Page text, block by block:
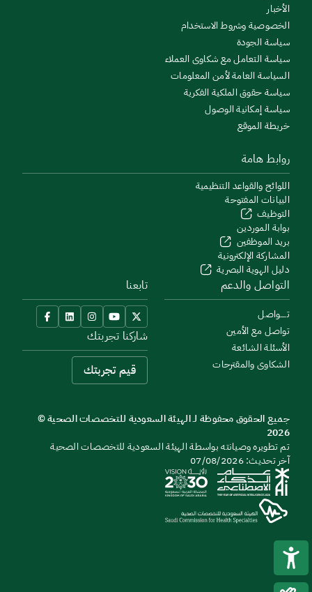
الأخبار
الخصوصية وشروط الاستخدام
سياسة الجودة
سياسة التعامل مع شكاوى العملاء
السياسة العامة لأمن المعلومات
سياسة حقوق الملكية الفكرية
سياسة إمكانية الوصول
خريطة الموقع
روابط هامة
اللوائح والقواعد التنظيمية
البيانات المفتوحة
التوظيف
بوابة الموردين
بريد الموظفين
المشاركة الإلكترونية
دليل الهوية البصرية
التواصل والدعم
تــــواصل
تواصل مع الأمين
الأسئلة الشائعة
الشكاوى والمقترحات
تابعنا
شاركنا تجربتك
قيم تجربتك
جميع الحقوق محفوظة لـ الهيئة السعودية للتخصصات الصحية ©
2026
تم تطويره وصيانته بواسطة الهيئة السعودية للتخصصات الصحية
آخر تحديث: 07/08/2026